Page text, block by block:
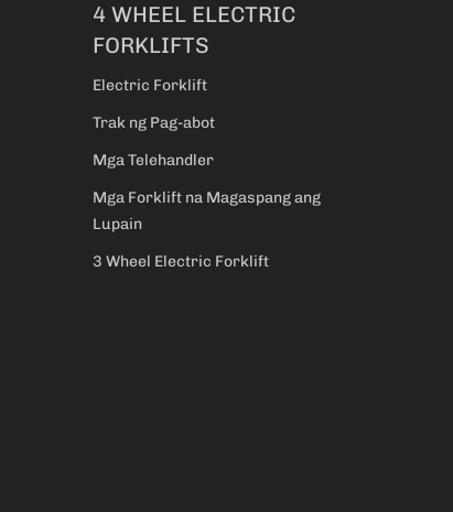
4 WHEEL ELECTRIC
FORKLIFTS
Electric Forklift
Trak ng Pag-abot
Mga Telehandler
Mga Forklift na Magaspang ang
Lupain
3 Wheel Electric Forklift